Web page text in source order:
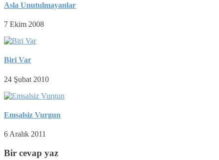
Asla Unutulmayanlar
7 Ekim 2008
Biri Var
24 Şubat 2010
Emsalsiz Vurgun
6 Aralık 2011
Bir cevap yaz